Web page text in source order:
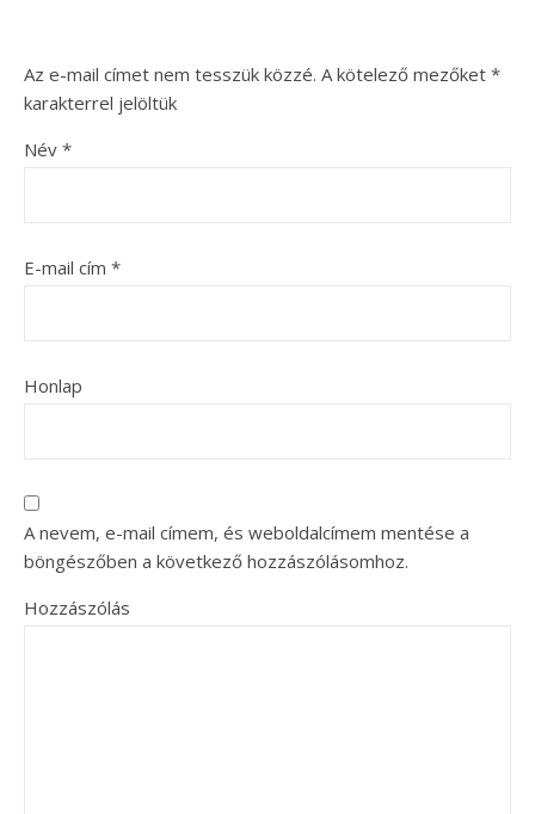
Az e-mail címet nem tesszük közzé. A kötelező mezőket *
karakterrel jelöltük
Név *
E-mail cím *
Honlap
A nevem, e-mail címem, és weboldalcímem mentése a
böngészőben a következő hozzászólásomhoz.
Hozzászólás